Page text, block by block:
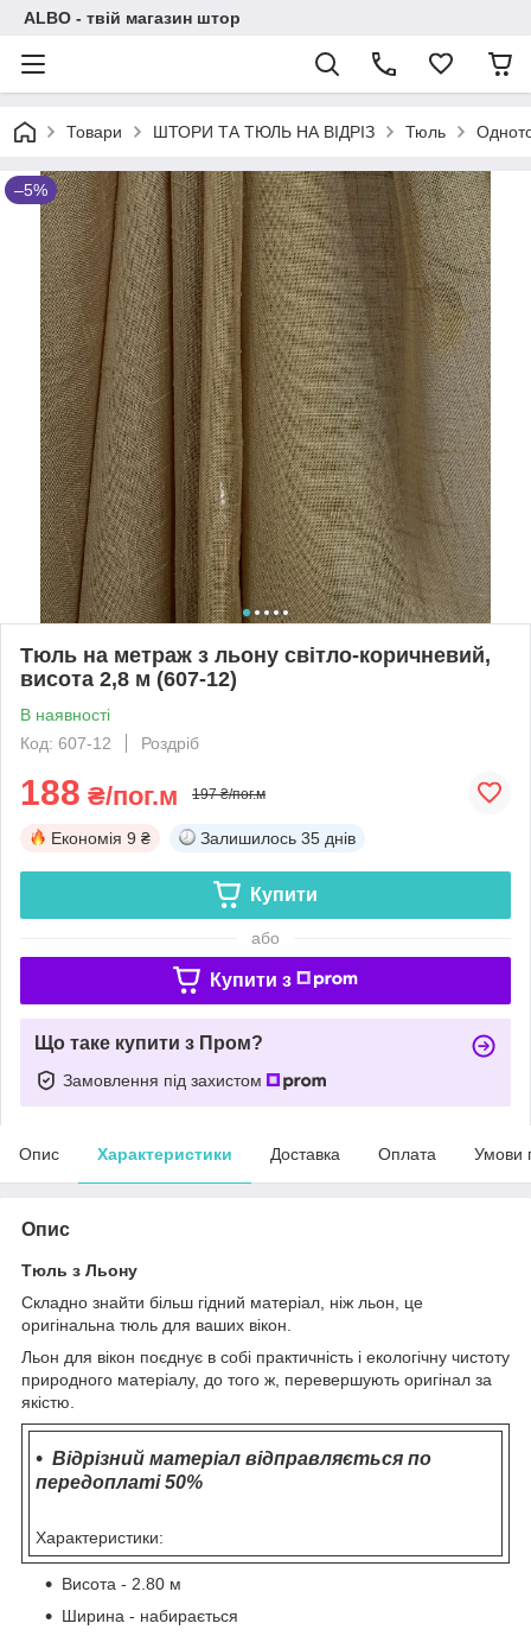
ALBO - твій магазин штор
Товари ШТОРИ ТА ТЮЛЬ НА ВІДРІЗ Тюль
–5%
Тюль на метраж з льону світло-коричневий,
висота 2,8 м (607-12)
В наявності
Код: 607-12
Роздріб
188 ₴/пог.м 197 ₴/пог.м
Економія 9 ₴ Залишилось 35 днів
Купити
або
Купити з
Що таке купити з Пром?
Замовлення під захистом
Опис Характеристики Доставка Оплата Умови
Опис
Тюль з Льону
Складно знайти більш гідний матеріал, ніж льон, це
оригінальна тюль для ваших вікон.
Льон для вікон поєднує в собі практичність і екологічну чистоту
природного матеріалу, до того ж, перевершують оригінал за
якістю.
Відрізний матеріал відправляється по
передоплаті 50%
Характеристики:
Висота - 2.80 м
Ширина - набирається